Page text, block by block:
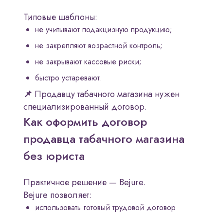
Типовые шаблоны:
не учитывают подакцизную продукцию;
не закрепляют возрастной контроль;
не закрывают кассовые риски;
быстро устаревают.
📌 Продавцу табачного магазина нужен
специализированный договор.
Как оформить договор
продавца табачного магазина
без юриста
Практичное решение — Bejure.
Bejure позволяет:
использовать готовый трудовой договор